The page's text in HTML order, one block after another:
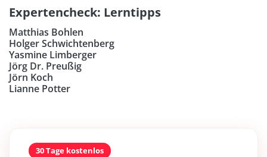
Expertencheck: Lerntipps
Matthias Bohlen
Holger Schwichtenberg
Yasmine Limberger
Jörg Dr. Preußig
Jörn Koch
Lianne Potter
30 Tage kostenlos